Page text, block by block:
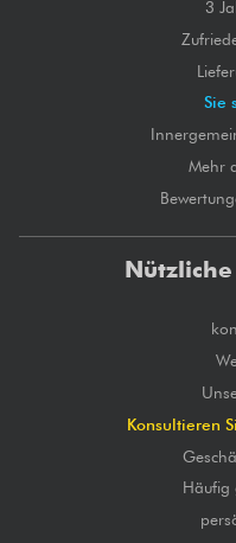
3
Sie
Mehr
Konsultieren
Häufig